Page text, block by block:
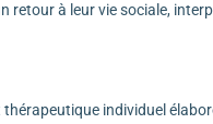
retour à leur vie sociale,
individuel